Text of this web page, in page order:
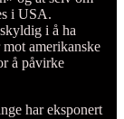
i USA.
i å ha
amerikanske
å påvirke
har eksponert